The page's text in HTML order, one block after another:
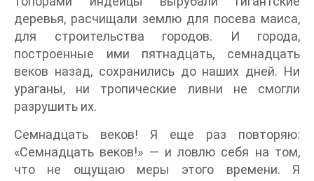
деревья, расчищали землю для посева маиса,
для строительства городов. И города,
построенные ими пятнадцать, семнадцать
веков назад, сохранились до наших дней. Ни
ураганы, ни тропические ливни не смогли
разрушить их.
Семнадцать веков! Я еще раз повторяю:
«Семнадцать веков!» — и ловлю себя на том,
что не ощущаю меры этого времени. Я